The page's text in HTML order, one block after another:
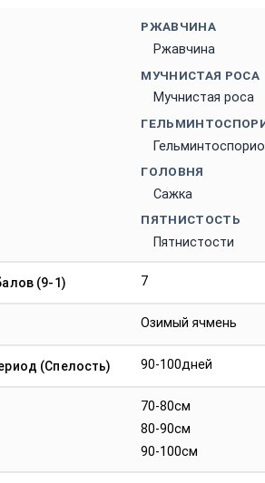
РЖАВЧИНА
Ржавчина
МУЧНИСТАЯ РОСА
Мучнистая роса
ГОЛОВНЯ
Сажка
ПЯТНИСТОСТЬ
Пятнистости
(9-1) 7
Озимый ячмень
(Спелость) 90-100дней
70-80см
80-90см
90-100см